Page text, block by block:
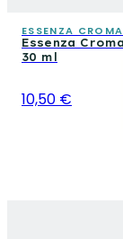
ESSENZA
Essenza
30 ml
10,50 €